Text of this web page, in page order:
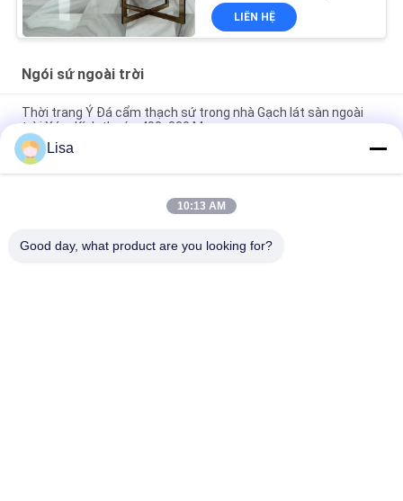
LIÊN HỆ
Ngói sứ ngoài trời
Thời trang Ý Đá cẩm thạch sứ trong nhà Gạch lát sàn ngoài
trời Xám Kích thước 400x800 Mm
Gạch sứ ngoài trời trong nhà 40 * 80cm Đá cẩm thạch Màu be
Chống mài mòn
Gạch lát sàn nhà bếp bằng sứ mờ bề mặt 400 * 800mm được
Lisa
10:13 AM
Good day, what product are you looking for?